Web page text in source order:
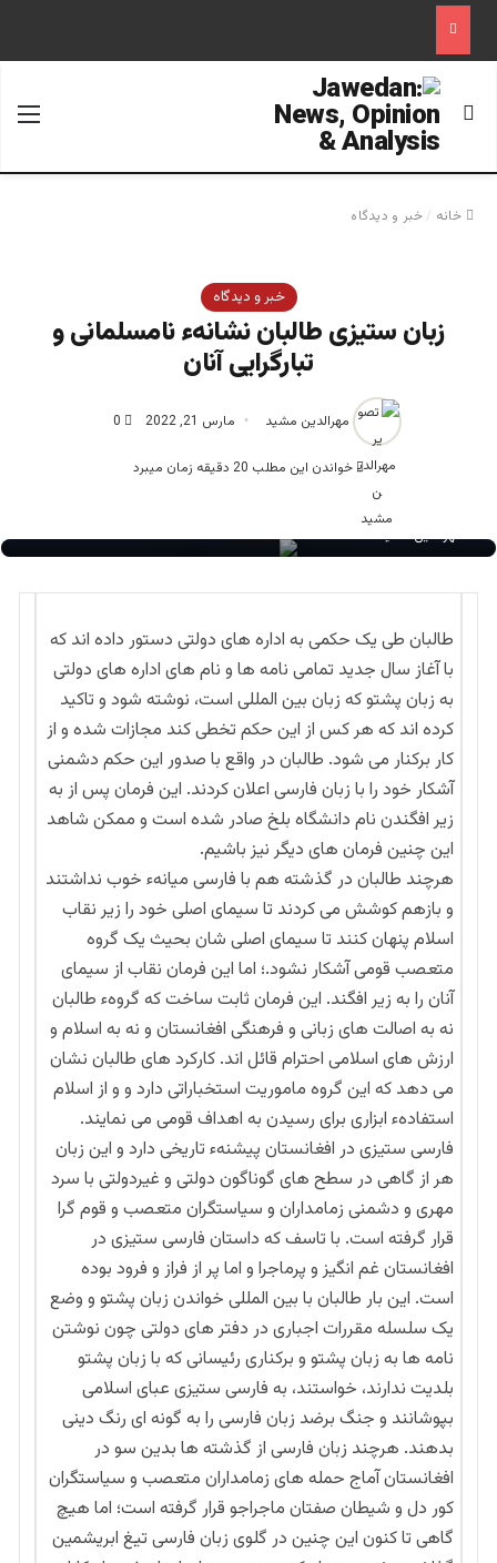
جستجو برای
خانه /خبر و دیدگاه
خبر و دیدگاه
زبان ستیزی طالبان نشانهء نامسلمانی و
تبارگرایی آنان
مهرالدین مشید مارس 21, 2022 0
خواندن این مطلب 20 دقیقه زمان میبرد
مهرالدین مشید
طالبان طی یک حکمی به اداره های دولتی دستور داده اند که
با آغاز سال جدید تمامی نامه ها و نام های اداره های دولتی
به زبان پشتو که زبان بین المللی است، نوشته شود و تاکید
کرده اند که هر کس از این حکم تخطی کند مجازات شده و از
کار برکنار می شود. طالبان در واقع با صدور این حکم دشمنی
آشکار خود را با زبان فارسی اعلان کردند. این فرمان پس از به
زیر افگندن نام دانشگاه بلخ صادر شده است و ممکن شاهد
این چنین فرمان های دیگر نیز باشیم.
هرچند طالبان در گذشته هم با فارسی میانهء خوب نداشتند
و بازهم کوشش می کردند تا سیمای اصلی خود را زیر نقاب
اسلام پنهان کنند تا سیمای اصلی شان بحیث یک گروه
متعصب قومی آشکار نشود.؛ اما این فرمان نقاب از سیمای
آنان را به زیر افگند. این فرمان ثابت ساخت که گروهء طالبان
نه به اصالت های زبانی و فرهنگی افغانستان و نه به اسلام و
ارزش های اسلامی احترام قائل اند. کارکرد های طالبان نشان
می دهد که این‌ گروه ماموریت استخباراتی دارد و و از اسلام
استفادهء ابزاری برای رسیدن به اهداف قومی می نمايند.
فارسی ستیزی در افغانستان پیشنهء تاریخی دارد و این زبان
هر از گاهی در سطح های گوناگون دولتی و غیردولتی با سرد
مهری و دشمنی زمامداران و سیاستگران متعصب و قوم گرا
قرار گرفته است. با تاسف که داستان فارسی ستیزی در
افغانستان غم انگیز و پرماجرا و اما پر از فراز و فرود بوده
است. این بار طالبان با بین المللی خواندن زبان پشتو و وضع
یک سلسله مقررات اجباری در دفتر های دولتی چون نوشتن
نامه ها به زبان پشتو و برکناری رئیسانی که با زبان پشتو
بلدیت ندارند، خواستند، به فارسی ستیزی عبای اسلامی
بپوشانند و جنگ برضد زبان فارسی را به گونه ای رنگ دینی
بدهند. هرچند زبان فارسی از گذشته ها بدین سو در
افغانستان آماج حمله های زمامداران متعصب و سیاستگران
کور دل و شیطان صفتان ماجراجو قرار گرفته است؛ اما هیچ
گاهی تا کنون این چنین در گلوی زبان فارسی تیغ ابریشمین